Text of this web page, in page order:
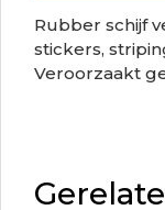
Rubber schijf
stickers,
Veroorzaakt